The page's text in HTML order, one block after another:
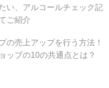
い、アルコールチェック記
ご紹介
の売上アップを行う方法！
ップの10の共通点とは？